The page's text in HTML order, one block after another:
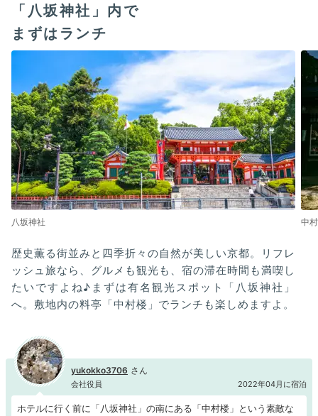
「八坂神社」内で
まずはランチ
八坂神社 中
歴史薫る街並みと四季折々の自然が美しい京都。リフレ
ッシュ旅なら、グルメも観光も、宿の滞在時間も満喫し
たいですよね♪まずは有名観光スポット「八坂神社」
へ。敷地内の料亭「中村楼」でランチも楽しめますよ。
yukokko3706
会社役員 2022年04月に宿泊
ホテルに行く前に「八坂神社」の南にある「中村楼」という素敵な